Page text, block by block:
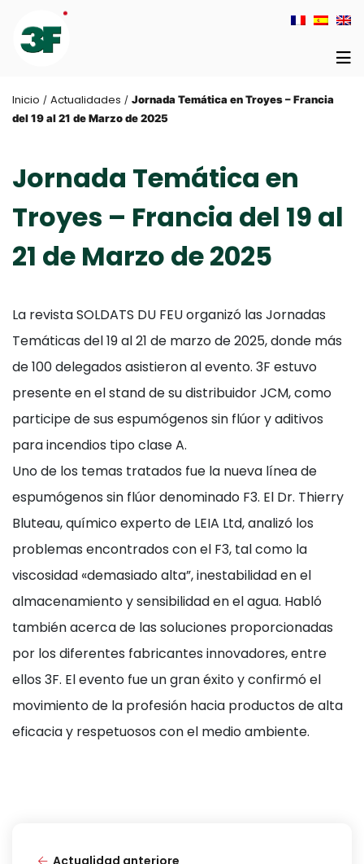
Inicio / Actualidades / Jornada Temática en Troyes – Francia
del 19 al 21 de Marzo de 2025
Jornada Temática en
Troyes – Francia del 19 al
21 de Marzo de 2025
La revista SOLDATS DU FEU organizó las Jornadas
Temáticas del 19 al 21 de marzo de 2025, donde más
de 100 delegados asistieron al evento. 3F estuvo
presente en el stand de su distribuidor JCM, como
participe de sus espumógenos sin flúor y aditivos
para incendios tipo clase A.
Uno de los temas tratados fue la nueva línea de
espumógenos sin flúor denominado F3. El Dr. Thierry
Bluteau, químico experto de LEIA Ltd, analizó los
problemas encontrados con el F3, tal como la
viscosidad «demasiado alta”, inestabilidad en el
almacenamiento y sensibilidad en el agua. Habló
también acerca de las soluciones proporcionadas
por los diferentes fabricantes innovadores, entre
ellos 3F. El evento fue un gran éxito y confirmó el
movimiento de la profesión hacia productos de alta
eficacia y respetuosos con el medio ambiente.
Actualidad anteriore